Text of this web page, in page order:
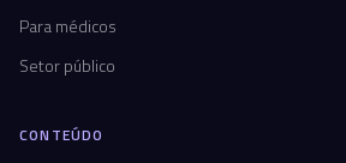
Para médicos
Setor público
CONTEÚDO